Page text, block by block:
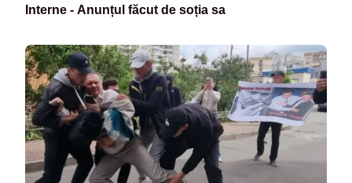
Interne - Anunțul făcut de soția sa